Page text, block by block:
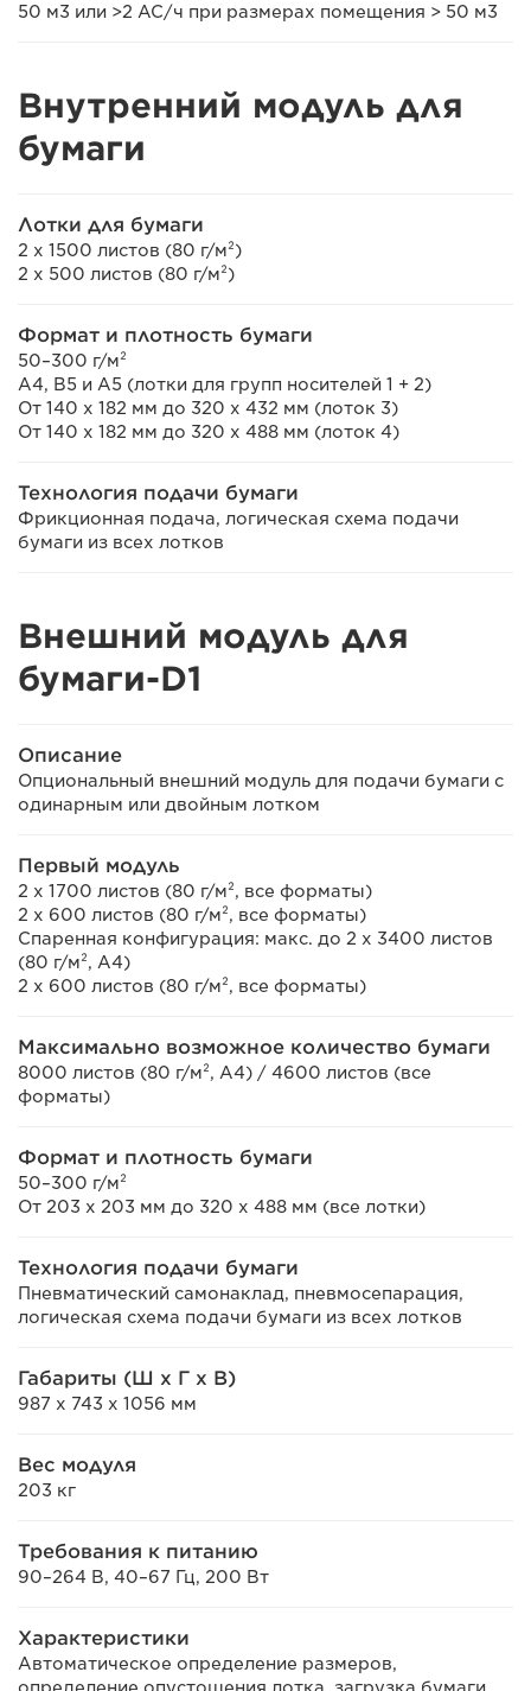
50 м3 или >2 AC/ч при размерах помещения > 50 м3
Внутренний модуль для
бумаги
Лотки для бумаги
2 x 1500 листов (80 г/м²)
2 x 500 листов (80 г/м²)
Формат и плотность бумаги
50–300 г/м²
A4, B5 и А5 (лотки для групп носителей 1 + 2)
От 140 x 182 мм до 320 x 432 мм (лоток 3)
От 140 x 182 мм до 320 x 488 мм (лоток 4)
Технология подачи бумаги
Фрикционная подача, логическая схема подачи
бумаги из всех лотков
Внешний модуль для
бумаги-D1
Описание
Опциональный внешний модуль для подачи бумаги с
одинарным или двойным лотком
Первый модуль
2 x 1700 листов (80 г/м², все форматы)
2 x 600 листов (80 г/м², все форматы)
Спаренная конфигурация: макс. до 2 x 3400 листов
(80 г/м², A4)
2 x 600 листов (80 г/м², все форматы)
Максимально возможное количество бумаги
8000 листов (80 г/м², A4) / 4600 листов (все
форматы)
Формат и плотность бумаги
50–300 г/м²
От 203 x 203 мм до 320 x 488 мм (все лотки)
Технология подачи бумаги
Пневматический самонаклад, пневмосепарация,
логическая схема подачи бумаги из всех лотков
Габариты (Ш x Г x В)
987 x 743 x 1056 мм
Вес модуля
203 кг
Требования к питанию
90–264 В, 40–67 Гц, 200 Вт
Характеристики
Автоматическое определение размеров,
определение опустошения лотка, загрузка бумаги